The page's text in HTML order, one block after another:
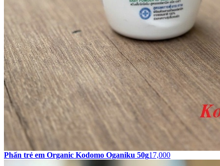
Phấn trẻ em Organic Kodomo Oganiku 50g17,000